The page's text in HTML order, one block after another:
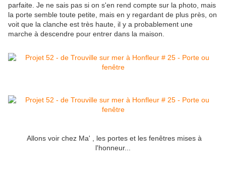
parfaite. Je ne sais pas si on s'en rend compte sur la photo, mais
la porte semble toute petite, mais en y regardant de plus près, on
voit que la clanche est très haute, il y a probablement une
marche à descendre pour entrer dans la maison.
Allons voir chez Ma' , les portes et les fenêtres mises à
l'honneur...